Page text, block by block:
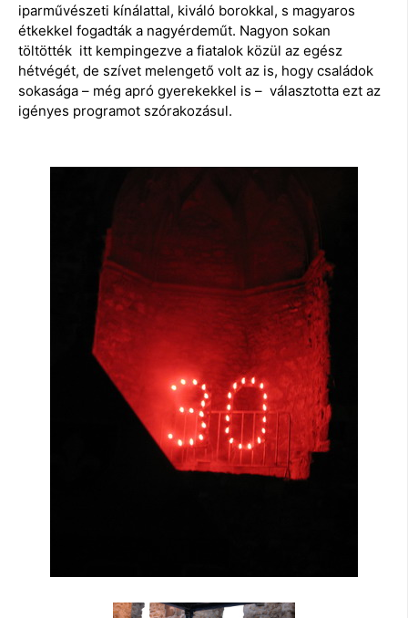
iparművészeti kínálattal, kiváló borokkal, s magyaros
étkekkel fogadták a nagyérdeműt. Nagyon sokan
töltötték itt kempingezve a fiatalok közül az egész
hétvégét, de szívet melengető volt az is, hogy családok
sokasága – még apró gyerekekkel is – választotta ezt az
igényes programot szórakozásul.